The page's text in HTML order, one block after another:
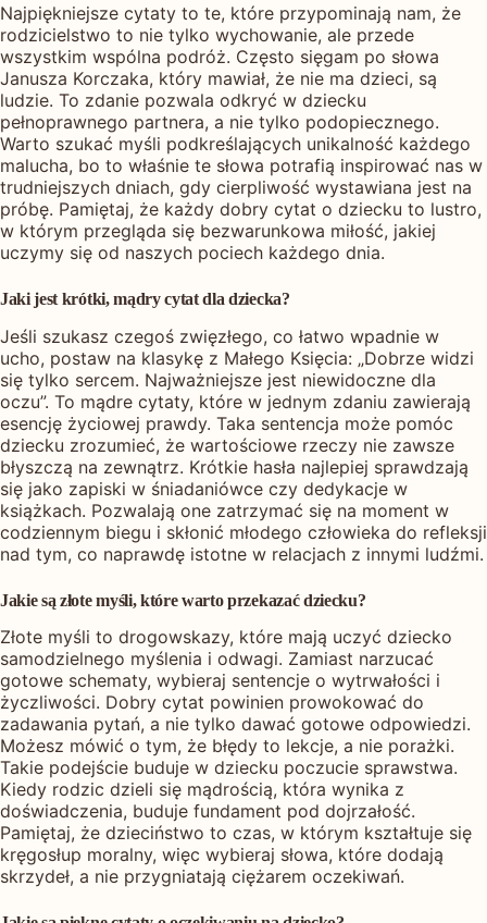
Najpiękniejsze cytaty to te, które przypominają nam, że
rodzicielstwo to nie tylko wychowanie, ale przede
wszystkim wspólna podróż. Często sięgam po słowa
Janusza Korczaka, który mawiał, że nie ma dzieci, są
ludzie. To zdanie pozwala odkryć w dziecku
pełnoprawnego partnera, a nie tylko podopiecznego.
Warto szukać myśli podkreślających unikalność każdego
malucha, bo to właśnie te słowa potrafią inspirować nas w
trudniejszych dniach, gdy cierpliwość wystawiana jest na
próbę. Pamiętaj, że każdy dobry cytat o dziecku to lustro,
w którym przegląda się bezwarunkowa miłość, jakiej
uczymy się od naszych pociech każdego dnia.
Jaki jest krótki, mądry cytat dla dziecka?
Jeśli szukasz czegoś zwięzłego, co łatwo wpadnie w
ucho, postaw na klasykę z Małego Księcia: „Dobrze widzi
się tylko sercem. Najważniejsze jest niewidoczne dla
oczu”. To mądre cytaty, które w jednym zdaniu zawierają
esencję życiowej prawdy. Taka sentencja może pomóc
dziecku zrozumieć, że wartościowe rzeczy nie zawsze
błyszczą na zewnątrz. Krótkie hasła najlepiej sprawdzają
się jako zapiski w śniadaniówce czy dedykacje w
książkach. Pozwalają one zatrzymać się na moment w
codziennym biegu i skłonić młodego człowieka do refleksji
nad tym, co naprawdę istotne w relacjach z innymi ludźmi.
Jakie są złote myśli, które warto przekazać dziecku?
Złote myśli to drogowskazy, które mają uczyć dziecko
samodzielnego myślenia i odwagi. Zamiast narzucać
gotowe schematy, wybieraj sentencje o wytrwałości i
życzliwości. Dobry cytat powinien prowokować do
zadawania pytań, a nie tylko dawać gotowe odpowiedzi.
Możesz mówić o tym, że błędy to lekcje, a nie porażki.
Takie podejście buduje w dziecku poczucie sprawstwa.
Kiedy rodzic dzieli się mądrością, która wynika z
doświadczenia, buduje fundament pod dojrzałość.
Pamiętaj, że dzieciństwo to czas, w którym kształtuje się
kręgosłup moralny, więc wybieraj słowa, które dodają
skrzydeł, a nie przygniatają ciężarem oczekiwań.